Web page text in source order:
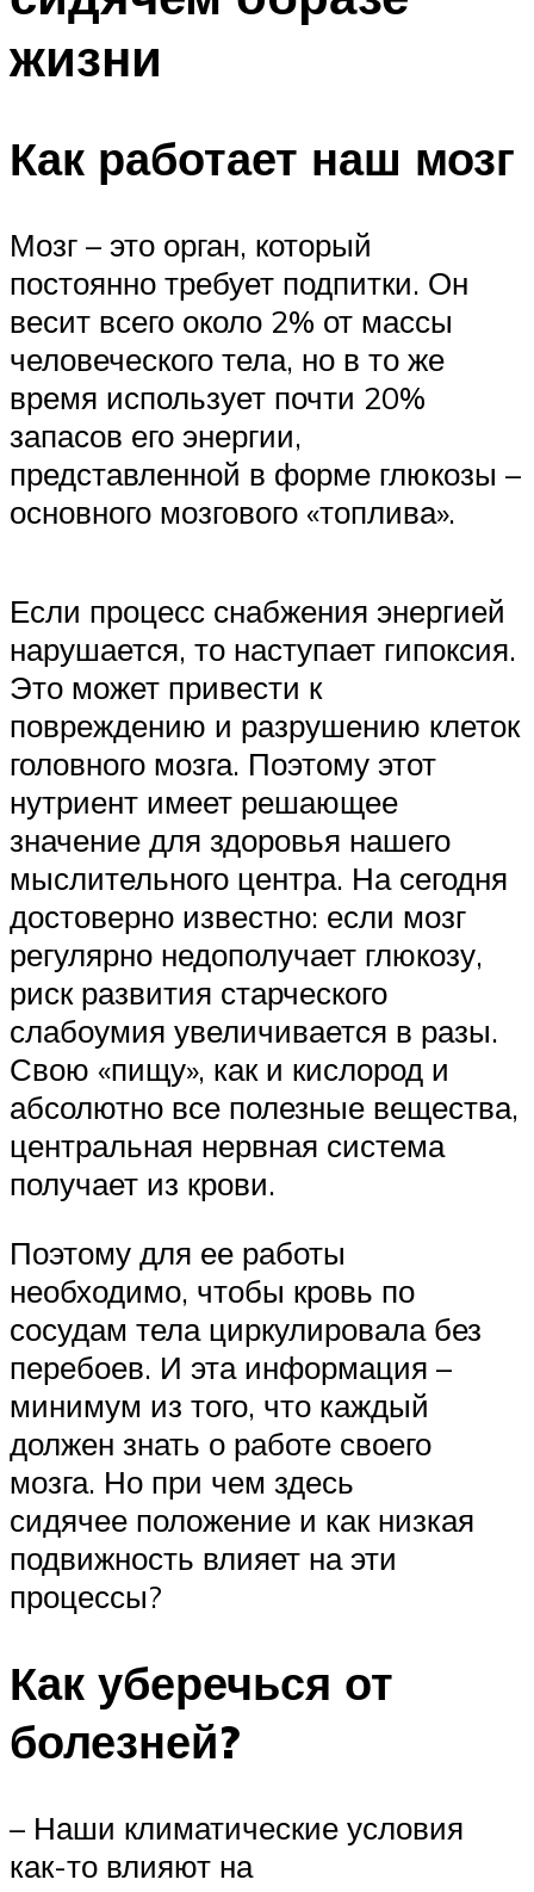
жизни
Как работает наш мозг
Мозг – это орган, который
постоянно требует подпитки. Он
весит всего около 2% от массы
человеческого тела, но в то же
время использует почти 20%
запасов его энергии,
представленной в форме глюкозы –
основного мозгового «топлива».
Если процесс снабжения энергией
нарушается, то наступает гипоксия.
Это может привести к
повреждению и разрушению клеток
головного мозга. Поэтому этот
нутриент имеет решающее
значение для здоровья нашего
мыслительного центра. На сегодня
достоверно известно: если мозг
регулярно недополучает глюкозу,
риск развития старческого
слабоумия увеличивается в разы.
Свою «пищу», как и кислород и
абсолютно все полезные вещества,
центральная нервная система
получает из крови.
Поэтому для ее работы
необходимо, чтобы кровь по
сосудам тела циркулировала без
перебоев. И эта информация –
минимум из того, что каждый
должен знать о работе своего
мозга. Но при чем здесь
сидячее положение и как низкая
подвижность влияет на эти
процессы?
Как уберечься от
болезней?
– Наши климатические условия
как-то влияют на